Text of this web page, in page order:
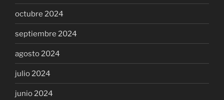
octubre 2024
septiembre 2024
agosto 2024
julio 2024
junio 2024